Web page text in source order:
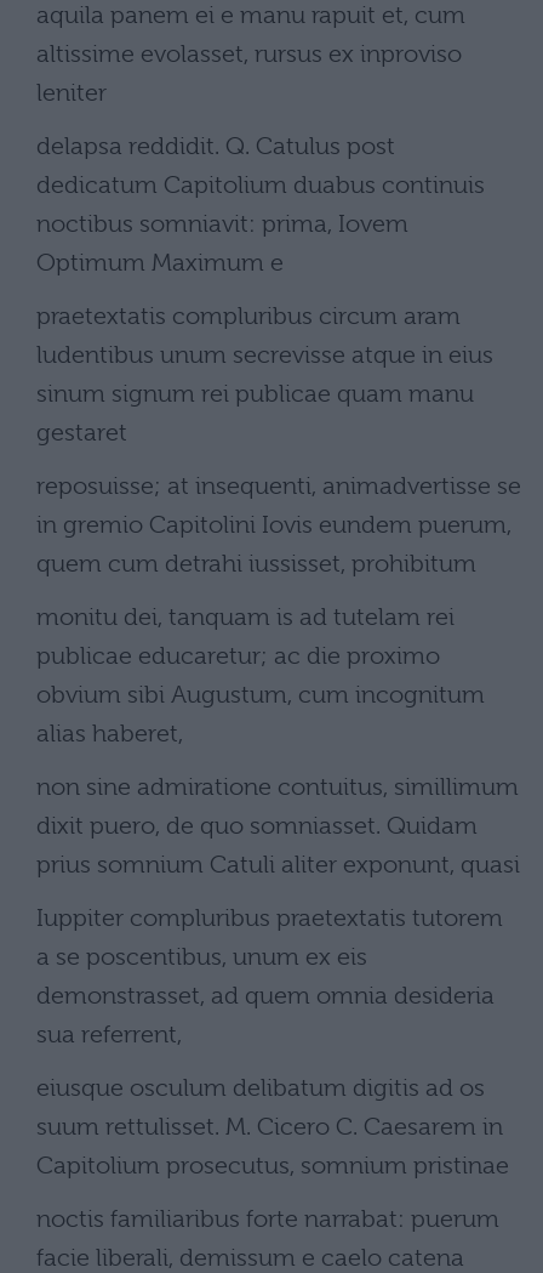
aquila panem ei e manu rapuit et, cum
altissime evolasset, rursus ex inproviso
leniter
delapsa reddidit. Q. Catulus post
dedicatum Capitolium duabus continuis
noctibus somniavit: prima, Iovem
Optimum Maximum e
praetextatis compluribus circum aram
ludentibus unum secrevisse atque in eius
sinum signum rei publicae quam manu
gestaret
reposuisse; at insequenti, animadvertisse se
in gremio Capitolini Iovis eundem puerum,
quem cum detrahi iussisset, prohibitum
monitu dei, tanquam is ad tutelam rei
publicae educaretur; ac die proximo
obvium sibi Augustum, cum incognitum
alias haberet,
non sine admiratione contuitus, simillimum
dixit puero, de quo somniasset. Quidam
prius somnium Catuli aliter exponunt, quasi
Iuppiter compluribus praetextatis tutorem
a se poscentibus, unum ex eis
demonstrasset, ad quem omnia desideria
sua referrent,
eiusque osculum delibatum digitis ad os
suum rettulisset. M. Cicero C. Caesarem in
Capitolium prosecutus, somnium pristinae
noctis familiaribus forte narrabat: puerum
facie liberali, demissum e caelo catena